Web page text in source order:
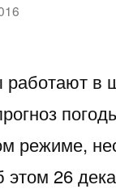
в
режиме,
26